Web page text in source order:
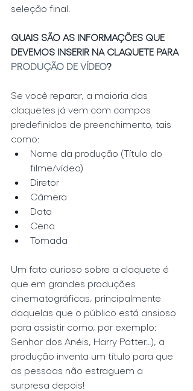
seleção final.
QUAIS SÃO AS INFORMAÇÕES QUE
DEVEMOS INSERIR NA CLAQUETE PARA
PRODUÇÃO DE VÍDEO?
Se você reparar, a maioria das
claquetes já vem com campos
predefinidos de preenchimento, tais
como:
Nome da produção (Título do
filme/vídeo)
Diretor
Câmera
Data
Cena
Tomada
Um fato curioso sobre a claquete é
que em grandes produções
cinematográficas, principalmente
daquelas que o público está ansioso
para assistir como, por exemplo:
Senhor dos Anéis, Harry Potter…), a
produção inventa um título para que
as pessoas não estraguem a
surpresa depois!